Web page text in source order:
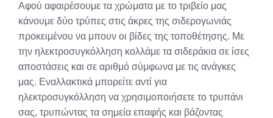
Αφού αφαιρέσουμε τα χρώματα με το τριβείο μας
κάνουμε δύο τρύπες στις άκρες της σιδερογωνιάς
προκειμένου να μπουν οι βίδες της τοποθέτησης. Με
την ηλεκτροσυγκόλληση κολλάμε τα σιδεράκια σε ίσες
αποστάσεις και σε αριθμό σύμφωνα με τις ανάγκες
μας. Εναλλακτικά μπορείτε αντί για
ηλεκτροσυγκόλληση να χρησιμοποιήσετε το τρυπάνι
σας, τρυπώντας τα σημεία επαφής και βάζοντας